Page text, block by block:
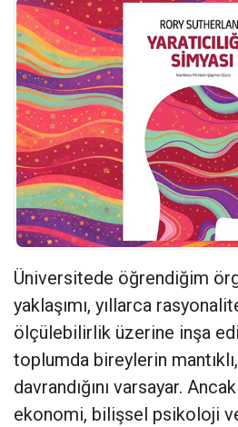
Üniversitede öğrendiğim
yaklaşımı, yıllarca
ölçülebilirlik üzerine inşa
toplumda bireylerin
davrandığını varsayar.
ekonomi, bilişsel psikoloji